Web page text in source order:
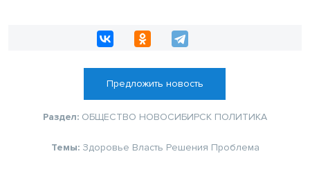
Предложить новость
Раздел: ОБЩЕСТВО НОВОСИБИРСК ПОЛИТИКА
Темы: Здоровье Власть Решения Проблема